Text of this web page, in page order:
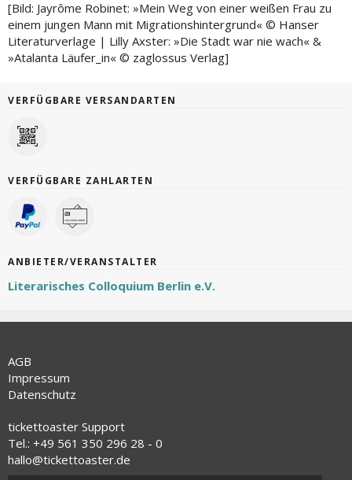
[Bild: Jayrôme Robinet: »Mein Weg von einer weißen Frau zu
einem jungen Mann mit Migrationshintergrund« © Hanser
Literaturverlage | Lilly Axster: »Die Stadt war nie wach« &
»Atalanta Läufer_in« © zaglossus Verlag]
VERFÜGBARE VERSANDARTEN
VERFÜGBARE ZAHLARTEN
ANBIETER/VERANSTALTER
Literarisches Colloquium Berlin e.V.
AGB
Impressum
Datenschutz
tickettoaster Support
Tel.: +49 561 350 296 28 - 0
hallo@tickettoaster.de